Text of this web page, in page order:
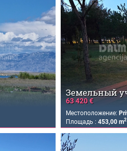
Земельный
63 420 €
Местоположение:
Площадь :453,00 m2